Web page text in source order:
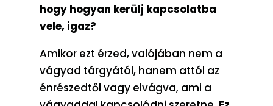
hogy hogyan kerülj kapcsolatba
vele, igaz?
Amikor ezt érzed, valójában nem a
vágyad tárgyától, hanem attól az
énrészedtől vagy elvágva, ami a